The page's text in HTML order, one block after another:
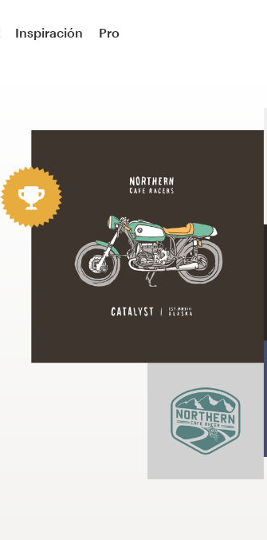
Inspiración Pro